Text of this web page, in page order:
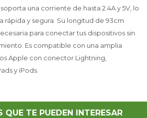
una corriente de hasta 2.4A y 5V, lo
rápida y segura. Su longitud de 93cm
para conectar tus dispositivos sin
Es compatible con una amplia
Apple con conector Lightning,
y iPods.
QUE TE PUEDEN INTERESAR